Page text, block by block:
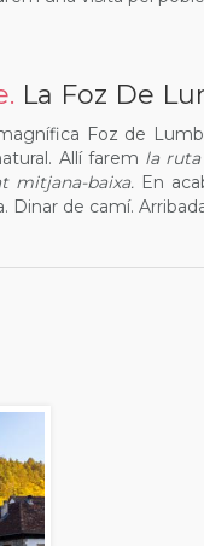
La Foz De
Foz de
Allí farem la
mitjana-baixa. En
Dinar de camí.